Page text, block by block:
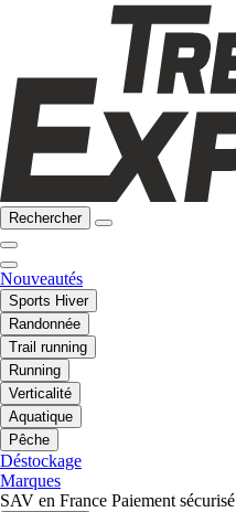
Rechercher
Nouveautés
Sports Hiver
Randonnée
Trail running
Running
Verticalité
Aquatique
Pêche
Déstockage
Marques
SAV en France Paiement sécurisé